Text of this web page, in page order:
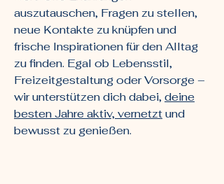
auszutauschen, Fragen zu stellen,
neue Kontakte zu knüpfen und
frische Inspirationen für den Alltag
zu finden. Egal ob Lebensstil,
Freizeitgestaltung oder Vorsorge –
wir unterstützen dich dabei,deine
besten Jahre aktiv, vernetztund
bewusst zu genießen.